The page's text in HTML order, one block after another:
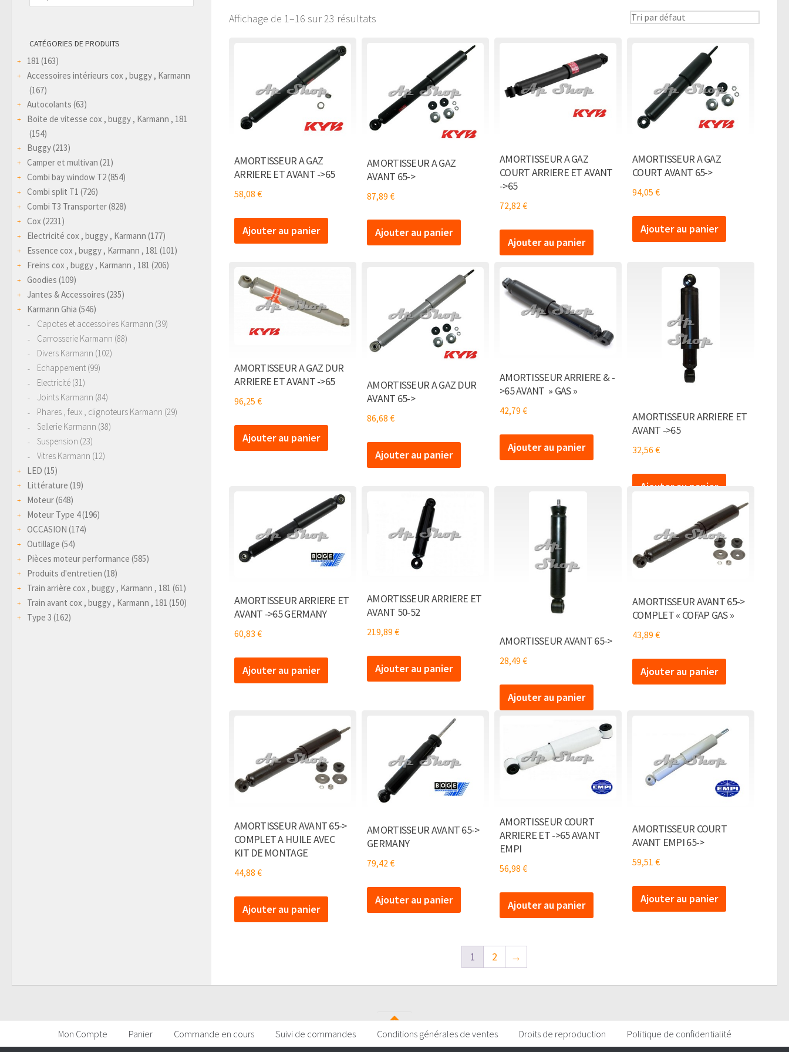
Affichage de 1–16 sur 23 résultats
AMORTISSEUR A GAZ
ARRIERE ET AVANT ->65
58,08€
Ajouter au panier
AMORTISSEUR A GAZ
AVANT 65->
87,89 €
Ajouter au panier
AMORTISSEUR A GAZ
COURT ARRIERE ET AVANT
->65
72,82 €
Ajouter au panier
AMORTISSEUR A GAZ
COURT AVANT 65->
94,05 €
Ajouter au panier
AMORTISSEUR A GAZ DUR
ARRIERE ET AVANT ->65
96,25€
Ajouter au panier
AMORTISSEUR A GAZ DUR
AVANT 65->
86,68 €
Ajouter au panier
AMORTISSEUR ARRIERE & -
>65 AVANT » GAS »
42,79 €
Ajouter au panier
AMORTISSEUR ARRIERE ET
AVANT ->65
32,56 €
Ajouter au panier
AMORTISSEUR ARRIERE ET
AVANT ->65 GERMANY
60,83€
Ajouter au panier
AMORTISSEUR ARRIERE ET
AVANT 50-52
219,89 €
Ajouter au panier
AMORTISSEUR AVANT 65->
28,49 €
Ajouter au panier
AMORTISSEUR AVANT 65->
COMPLET « COFAP GAS »
43,89 €
Ajouter au panier
AMORTISSEUR AVANT 65->
COMPLET A HUILE AVEC
KIT DE MONTAGE
44,88€
Ajouter au panier
AMORTISSEUR AVANT 65->
GERMANY
79,42 €
Ajouter au panier
AMORTISSEUR COURT
ARRIERE ET ->65 AVANT
EMPI
56,98 €
Ajouter au panier
AMORTISSEUR COURT
AVANT EMPI 65->
59,51 €
Ajouter au panier
1 2 →
produits
CATÉGORIES DE PRODUITS
181 (163)
Accessoires intérieurs cox , buggy , Karmann
(167)
Autocolants (63)
Boite de vitesse cox , buggy , Karmann , 181
(154)
Buggy(213)
Camper et multivan (21)
Combi bay window T2(854)
Combi split T1 (726)
Combi T3 Transporter(828)
Cox(2231)
Electricité cox , buggy , Karmann (177)
Essence cox , buggy , Karmann , 181 (101)
Freins cox , buggy , Karmann , 181 (206)
Goodies (109)
Jantes & Accessoires (235)
Karmann Ghia (546)
Capotes et accessoires Karmann (39)
Carrosserie Karmann (88)
Divers Karmann (102)
Echappement (99)
Electricité (31)
Joints Karmann (84)
Phares , feux , clignoteurs Karmann (29)
Sellerie Karmann (38)
Suspension (23)
Vitres Karmann (12)
LED (15)
Littérature (19)
Moteur(648)
Moteur Type 4(196)
OCCASION (174)
Outillage (54)
Pièces moteur performance (585)
Produits d'entretien (18)
Train arrière cox , buggy , Karmann , 181 (61)
Train avant cox , buggy , Karmann , 181 (150)
Type 3 (162)
Mon Compte Panier Commande en cours Suivi de commandes Conditions générales de ventes Droits de reproduction Politique de confidentialité